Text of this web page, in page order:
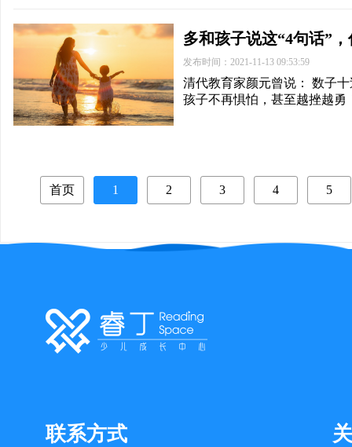
多和孩子说这“4句话”
发布时间：2021-11-13 09:53:59
清代教育家颜元曾说： 数子
孩子不再惧怕，甚至越挫越勇
首页 1 2 3 4 5
联系方式